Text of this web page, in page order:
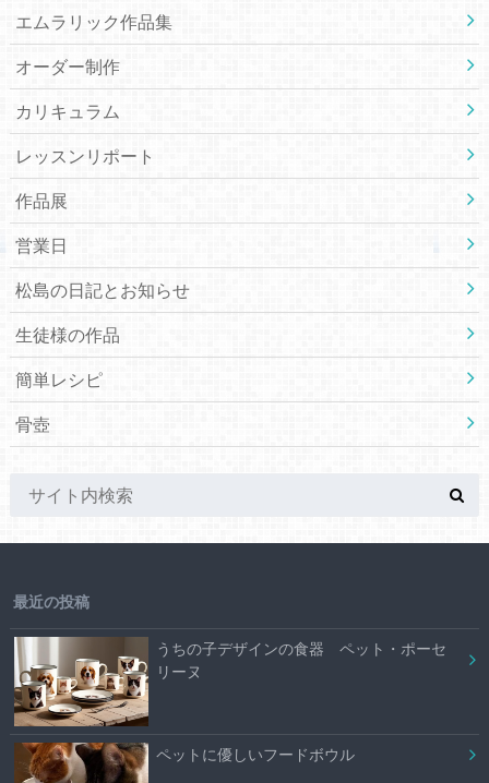
エムラリック作品集
オーダー制作
カリキュラム
レッスンリポート
作品展
営業日
松島の日記とお知らせ
生徒様の作品
簡単レシピ
骨壺
最近の投稿
うちの子デザインの食器 ペット・ポーセ
リーヌ
ペットに優しいフードボウル